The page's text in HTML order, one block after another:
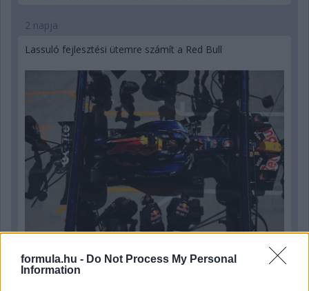
formula.hu - Do Not Process My Personal
Information
2 napja
Lassuló fejlesztési ütemre számít a Red Bull
2 napja